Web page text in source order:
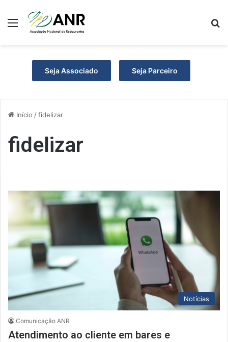
Menu
Seja Associado Seja Parceiro
Início /fidelizar
fidelizar
Notícias
Comunicação ANR
Atendimento ao cliente em bares e